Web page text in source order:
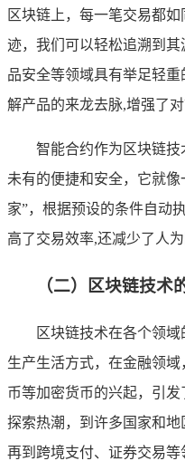
区块链上，每一笔交易都
迹，我们可以轻松追溯到
品安全等领域具有举足轻
解产品的来龙去脉,增强了对
智能合约作为区块链
未有的便捷和安全，它就
家”，根据预设的条件自动
高了交易效率,还减少了人
（二）区块链技术
区块链技术在各个领
生产生活方式，在金融领
币等加密货币的兴起，引
探索热潮，到许多国家和地
再到跨境支付、证券交易